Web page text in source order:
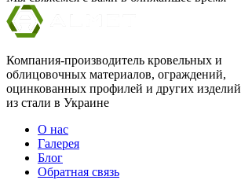
Компания-производитель кровельных и
облицовочных материалов, ограждений,
оцинкованных профилей и других изделий
из стали в Украине
О нас
Галерея
Блог
Обратная связь